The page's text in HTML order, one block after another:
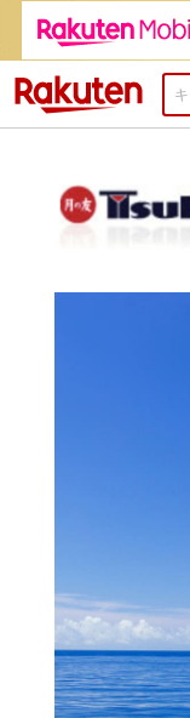
楽天市場